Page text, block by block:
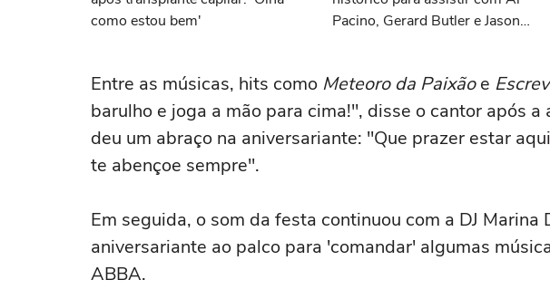
como estou bem'
Pacino, Gerard Butler e Jason
Entre as músicas, hits como Meteoro da Paixãoe
barulho e joga a mão para cima!", disse o cantor após a
deu um abraço na aniversariante: "Que prazer estar
te abençoe sempre".
Em seguida, o som da festa continuou com a DJ Marina
aniversariante ao palco para 'comandar' algumas
ABBA.